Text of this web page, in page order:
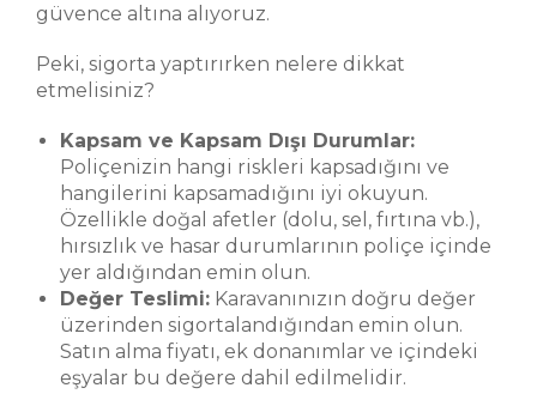
güvence altına alıyoruz.
Peki, sigorta yaptırırken nelere dikkat
etmelisiniz?
Kapsam ve Kapsam Dışı Durumlar:
Poliçenizin hangi riskleri kapsadığını ve
hangilerini kapsamadığını iyi okuyun.
Özellikle doğal afetler (dolu, sel, fırtına vb.),
hırsızlık ve hasar durumlarının poliçe içinde
yer aldığından emin olun.
Değer Teslimi: Karavanınızın doğru değer
üzerinden sigortalandığından emin olun.
Satın alma fiyatı, ek donanımlar ve içindeki
eşyalar bu değere dahil edilmelidir.